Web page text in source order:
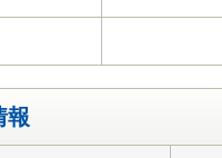
報